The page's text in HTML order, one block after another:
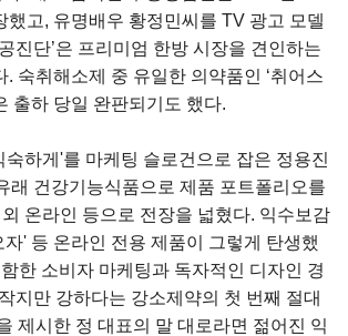
했고, 유명배우 황정민씨를 TV 광고 모델
진단’은 프리미엄 한방 시장을 견인하는
. 숙취해소제 중 유일한 의약품인 ‘취어스
출하 당일 완판되기도 했다.
숙하게'를 마케팅 슬로건으로 잡은 정용진
래 건강기능식품으로 제품 포트폴리오를
온라인 등으로 전장을 넓혔다. 익수보감
' 등 온라인 전용 제품이 그렇게 탄생했
한 소비자 마케팅과 독자적인 디자인 경
지만 강하다는 강소제약의 첫 번째 절대
제시한 정 대표의 말 대로라면 젊어진 익